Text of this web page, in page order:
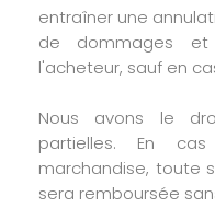
entraîner une
de dommages
l'acheteur, sauf en
Nous avons le
partielles. En
marchandise, toute
sera remboursée